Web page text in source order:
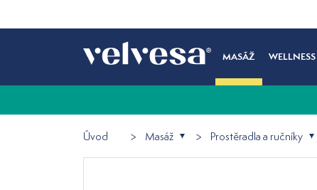
MASÁŽ WELLNESS
Úvod Masáž Prostěradla a ručníky